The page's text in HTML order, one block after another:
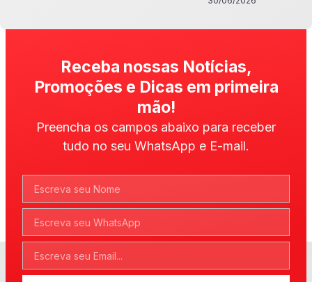
Receba nossas Notícias,
Promoções e Dicas em primeira
mão!
Preencha os campos abaixo para receber
tudo no seu WhatsApp e E-mail.